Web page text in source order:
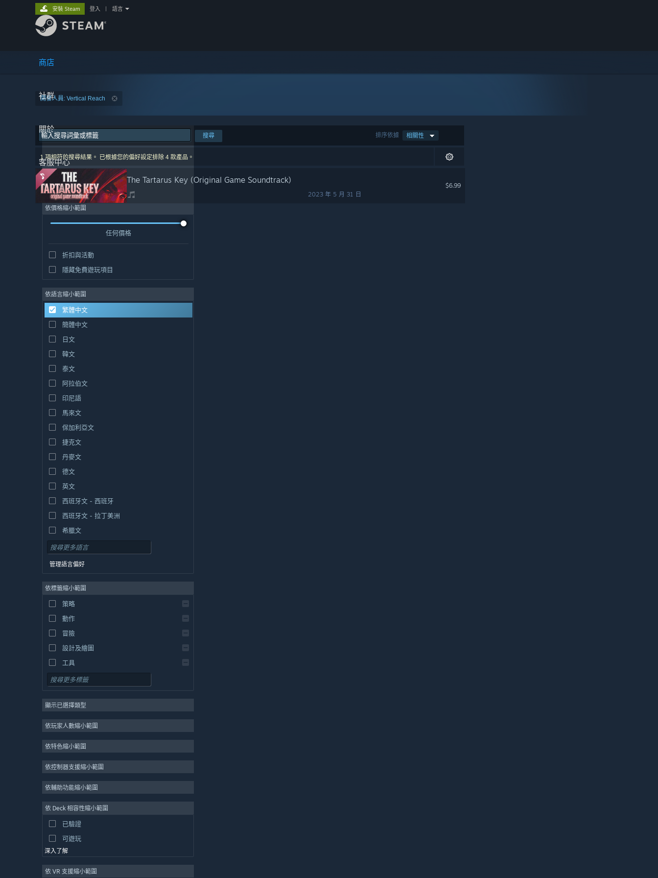
商店
社群
關於
客服中心
安裝 Steam 登入 語言
開發人員: Vertical Reach
排序依據 相關性
搜尋
1 項相符的搜尋結果。 已根據您的偏好設定排除 4 款產品。
The Tartarus Key (Original Game Soundtrack)
2023 年 5 月 31 日
$6.99
依價格縮小範圍
任何價格
折扣與活動
隱藏免費遊玩項目
依語言縮小範圍
繁體中文
簡體中文
日文
韓文
泰文
阿拉伯文
印尼語
馬來文
保加利亞文
捷克文
丹麥文
德文
英文
西班牙文 - 西班牙
西班牙文 - 拉丁美洲
希臘文
管理語言偏好
依標籤縮小範圍
策略
動作
冒險
設計及繪圖
工具
免費遊玩
大型多人
獨立
休閒
模擬
影像製作
圖片編輯
顯示已選擇類型
依玩家人數縮小範圍
依特色縮小範圍
依控制器支援縮小範圍
依輔助功能縮小範圍
依 Deck 相容性縮小範圍
已驗證
可遊玩
深入了解
依 VR 支援縮小範圍